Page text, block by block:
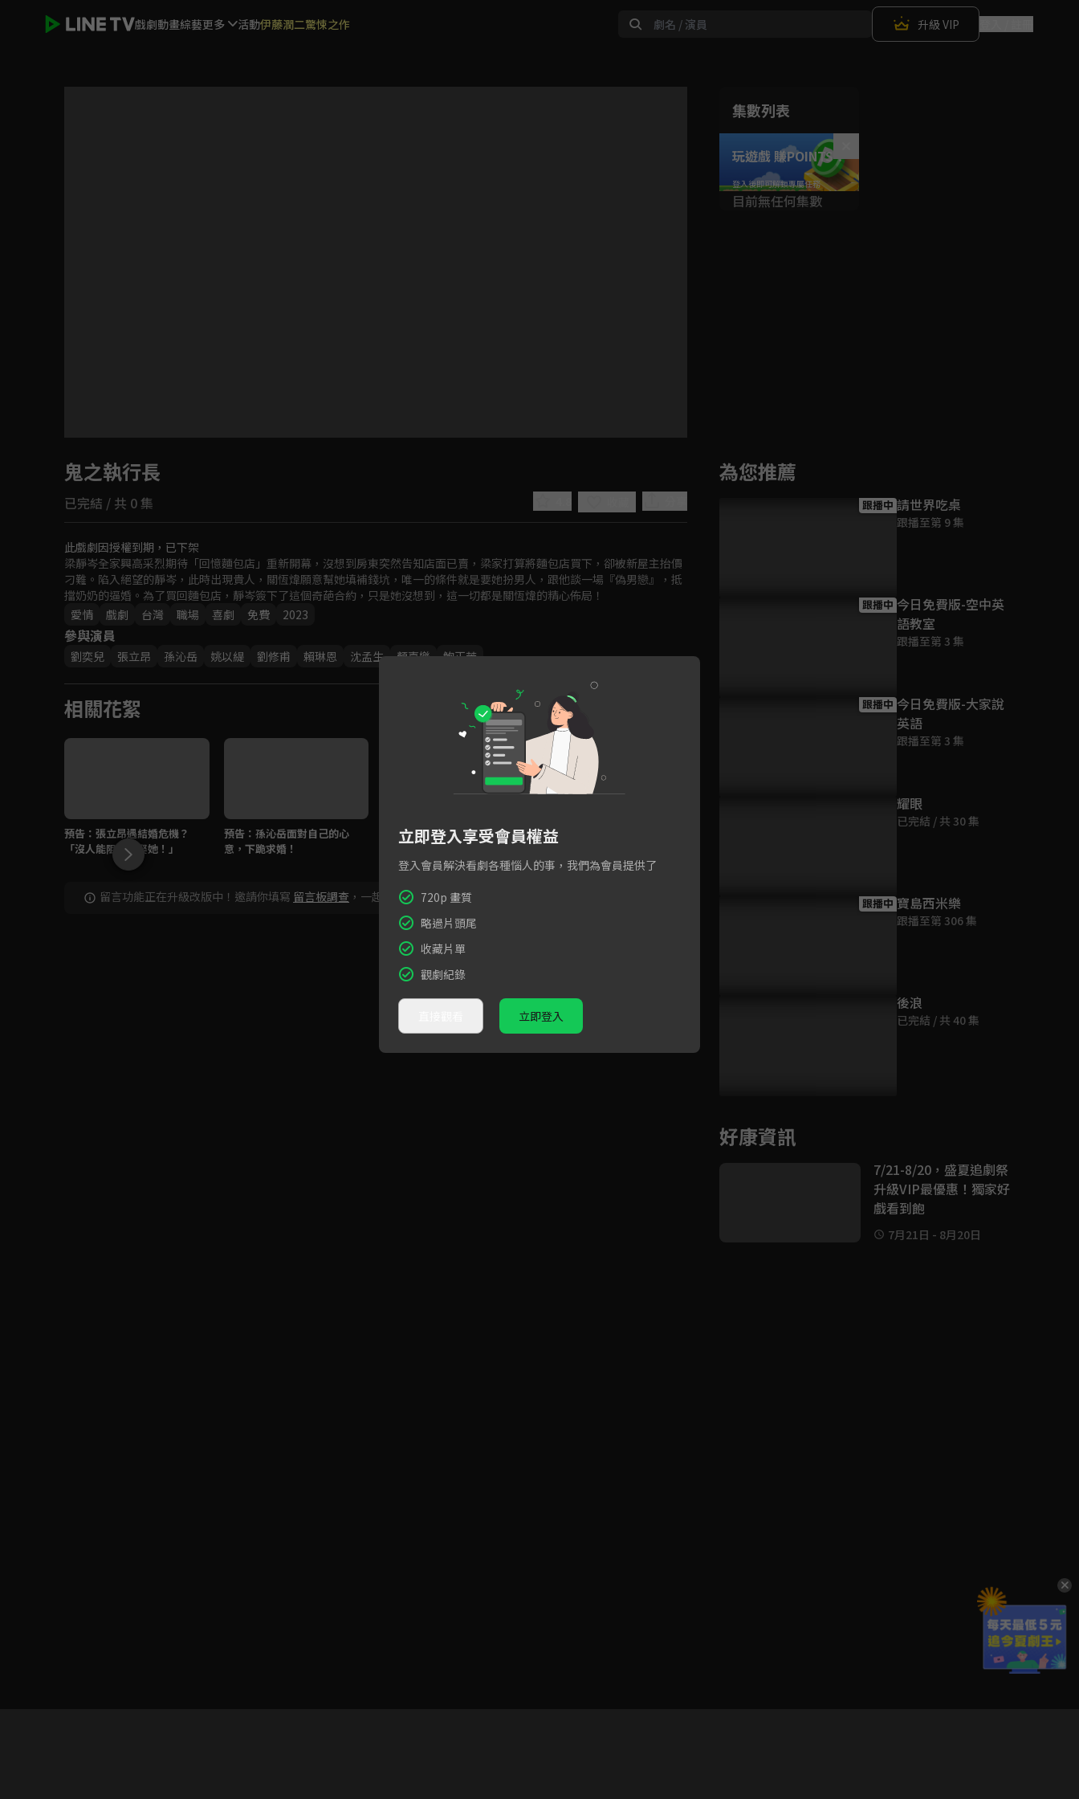
戲劇動畫綜藝更多 活動伊藤潤二驚悚之作 升級 VIP
Video
如有不便請見諒
集數列表
玩遊戲 賺POINTS！
目前無任何集數
鬼之執行長
已完結 / 共 0 集
此戲劇因授權到期，已下架
梁靜岑全家興高采烈期待「回憶麵包店」重新開幕，沒想到房東突然告知店面已賣，梁家打算將麵包店買下，卻被新屋主抬價
刁難。陷入絕望的靜岑，此時出現貴人，關恆煒願意幫她填補錢坑，唯一的條件就是要她扮男人，跟他談一場『偽男戀』，抵
擋奶奶的逼婚。為了買回麵包店，靜岑簽下了這個奇葩合約，只是她沒想到，這一切都是關恆煒的精心佈局！
愛情
戲劇 台灣 職場 喜劇 免費 2023
參與演員
劉奕兒 張立昂 孫沁岳 姚以緹 劉修甫 賴琳恩 沈孟生 顏嘉樂 鮑正芳
相關花絮
預告：張立昂遇結婚危機？
「沒人能阻止我娶她！」
預告：孫沁岳面對自己的心
意，下跪求婚！
預告：姚以緹準備好要結婚，
卻意外流產了！？
預告：張立昂生母來認親，弟
弟劉修甫卻什麼都不知道！
偷吃也不擦嘴！張立昂、劉奕
留言功能正在升級改版中！邀請你填寫 留言板調查 ，一起共創新版留言功能！
為您推薦
跟播中 請世界吃桌
跟播至第 9 集
跟播中 今日免費版-空中英
語教室
跟播至第 3 集
跟播中 今日免費版-大家說
英語
跟播至第 3 集
耀眼
已完結 / 共 30 集
跟播中 寶島西米樂
跟播至第 306 集
後浪
已完結 / 共 40 集
好康資訊
7/21-8/20，盛夏追劇祭
升級VIP最優惠！獨家好
戲看到飽
7月21日 - 8月20日
立即登入享受會員權益
登入會員解決看劇各種惱人的事，我們為會員提供了
720p 畫質
略過片頭尾
收藏片單
觀劇紀錄
立即登入